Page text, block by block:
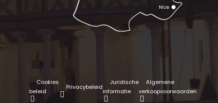
Cookies
beleid
Privacybeleid
Juridische
informatie
Algemene
verkoopvoorwaarden